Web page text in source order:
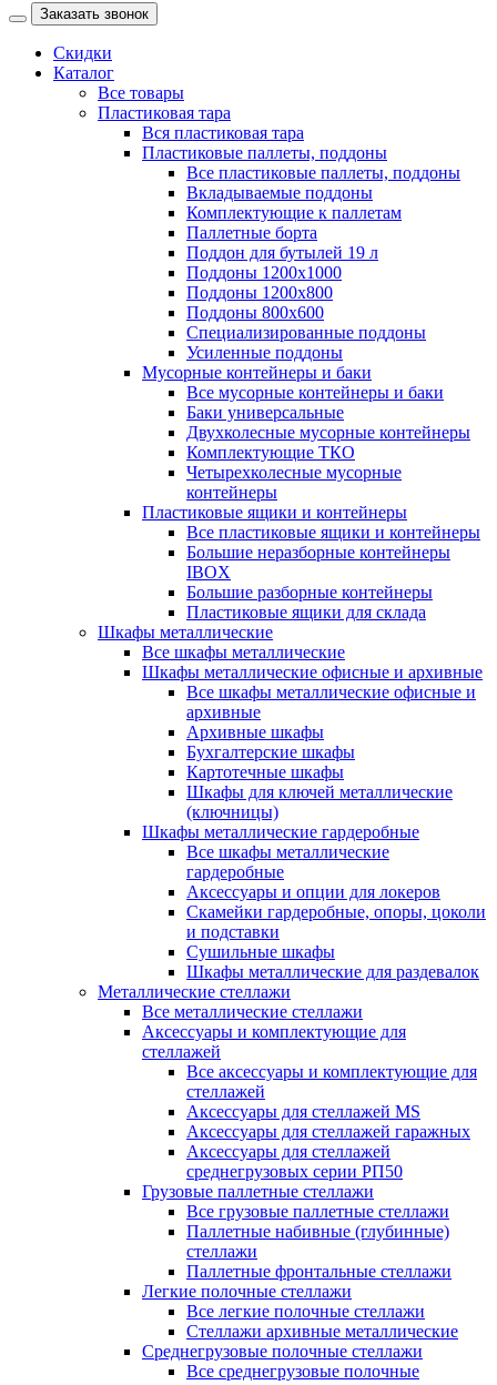
Заказать звонок
Скидки
Каталог
Все товары
Пластиковая тара
Вся пластиковая тара
Пластиковые паллеты, поддоны
Все пластиковые паллеты, поддоны
Вкладываемые поддоны
Комплектующие к паллетам
Паллетные борта
Поддон для бутылей 19 л
Поддоны 1200х1000
Поддоны 1200х800
Поддоны 800х600
Специализированные поддоны
Усиленные поддоны
Мусорные контейнеры и баки
Все мусорные контейнеры и баки
Баки универсальные
Двухколесные мусорные контейнеры
Комплектующие ТКО
Четырехколесные мусорные
контейнеры
Пластиковые ящики и контейнеры
Все пластиковые ящики и контейнеры
Большие неразборные контейнеры
IBOX
Большие разборные контейнеры
Пластиковые ящики для склада
Шкафы металлические
Все шкафы металлические
Шкафы металлические офисные и архивные
Все шкафы металлические офисные и
архивные
Архивные шкафы
Бухгалтерские шкафы
Картотечные шкафы
Шкафы для ключей металлические
(ключницы)
Шкафы металлические гардеробные
Все шкафы металлические
гардеробные
Аксессуары и опции для локеров
Скамейки гардеробные, опоры, цоколи
и подставки
Сушильные шкафы
Шкафы металлические для раздевалок
Металлические стеллажи
Все металлические стеллажи
Аксессуары и комплектующие для
стеллажей
Все аксессуары и комплектующие для
стеллажей
Аксессуары для стеллажей MS
Аксессуары для стеллажей гаражных
Аксессуары для стеллажей
среднегрузовых серии РП50
Грузовые паллетные стеллажи
Все грузовые паллетные стеллажи
Паллетные набивные (глубинные)
стеллажи
Паллетные фронтальные стеллажи
Легкие полочные стеллажи
Все легкие полочные стеллажи
Стеллажи архивные металлические
Среднегрузовые полочные стеллажи
Все среднегрузовые полочные